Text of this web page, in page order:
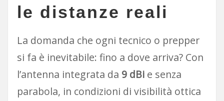
le distanze reali
La domanda che ogni tecnico o prepper
si fa è inevitabile: fino a dove arriva? Con
l’antenna integrata da 9 dBie senza
parabola, in condizioni di visibilità ottica